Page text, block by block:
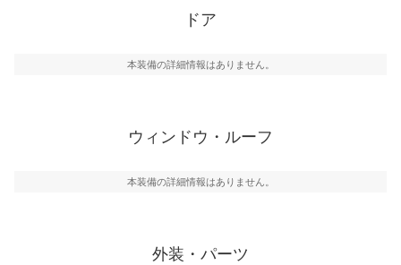
ドア
本装備の詳細情報はありません。
ウィンドウ・ルーフ
本装備の詳細情報はありません。
外装・パーツ